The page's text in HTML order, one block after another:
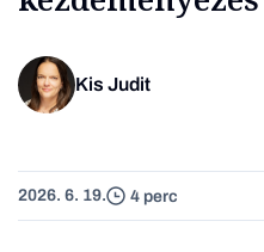
Kis Judit
2026. 6. 19. 4 perc